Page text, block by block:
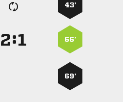
43’
: 66’
69’